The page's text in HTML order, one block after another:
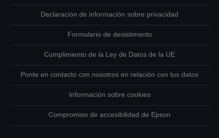
Declaración de información sobre privacidad
Formulario de desistimento
Cumplimiento de la Ley de Datos de la UE
Ponte en contacto con nosotros en relación con tus datos
Información sobre cookies
Compromiso de accesibilidad de Epson